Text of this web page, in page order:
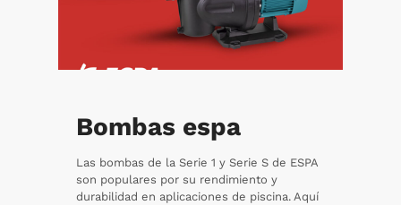
Bombas espa
Las bombas de la Serie 1 y Serie S de ESPA
son populares por su rendimiento y
durabilidad en aplicaciones de piscina. Aquí